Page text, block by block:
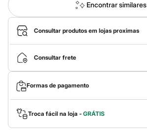
Casacos e Jaquetas
Jeans
Macacões
Saias
Shorts e Bermudas
Vestidos
Acessórios
Bolsas
Bonés e Chapéus
Bijoux
Cintos
Óculos
Relógios
Calçados
Encontrar similares
Consultar produtos em lojas proximas
Consultar frete
Formas de pagamento
Troca fácil na loja - GRÁTIS